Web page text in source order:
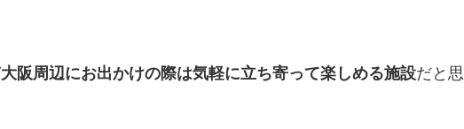
阪周辺にお出かけの際は気軽に立ち寄って楽しめる施設だと思